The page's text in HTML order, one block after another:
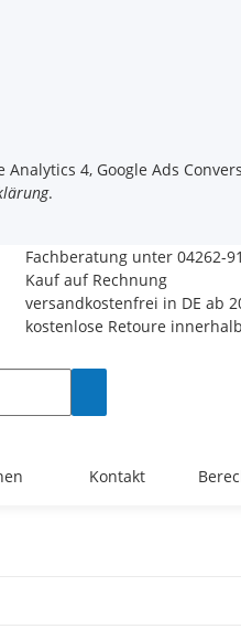
4, Google Ads
.
Fachberatung unter 04262-
Kauf auf Rechnung
versandkostenfrei in DE ab
kostenlose Retoure
Kontakt